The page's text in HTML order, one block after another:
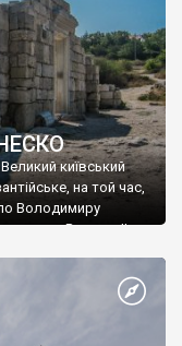
київський
на той час,
Володимиру
Василю ІІ, та
християнином.
Таврійського